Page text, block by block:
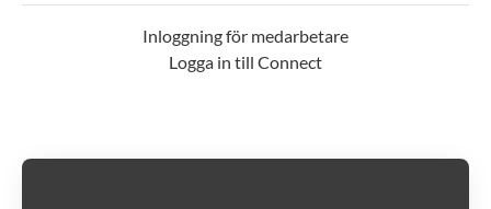
Inloggning för medarbetare
Logga in till Connect